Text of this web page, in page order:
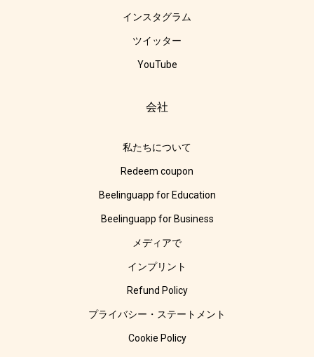
インスタグラム
ツイッター
YouTube
会社
私たちについて
Redeem coupon
Beelinguapp for Education
Beelinguapp for Business
メディアで
インプリント
Refund Policy
プライバシー・ステートメント
Cookie Policy